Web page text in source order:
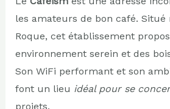
les amateurs de bon café.
Roque, cet établissement
environnement serein et des
Son WiFi performant et son
font un lieu idéal pour se
projets.